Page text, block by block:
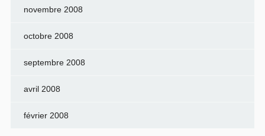
novembre 2008
octobre 2008
septembre 2008
avril 2008
février 2008